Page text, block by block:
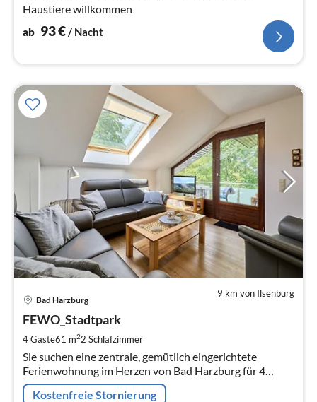
Haustiere willkommen
ab 93€/ Nacht
9 km von Ilsenburg
Bad Harzburg
FEWO_Stadtpark
4 Gäste61 m22 Schlafzimmer
Sie suchen eine zentrale, gemütlich eingerichtete
Ferienwohnung im Herzen von Bad Harzburg für 4
Personen?
Kostenfreie Stornierung